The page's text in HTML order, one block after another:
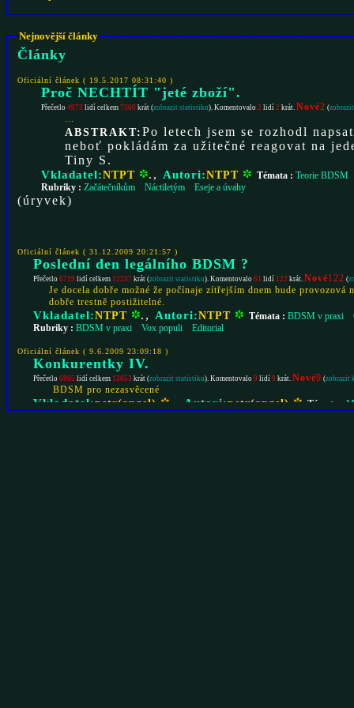
Nejnovější články
Články
Oficiální článek ( 19.5.2017 08:31:40 )
Proč NECHTÍT "jeté zboží".
Přečetlo 4973 lidí celkem 7360 krát (zobrazit statistiku). Komentovalo 2 lidí 2 krát. Nové2 (
...
ABSTRAKT: Po letech jsem se rozhodl
neboť pokládám za užitečné reagovat na
Tiny S.
Vkladatel:NTPT ., Autori:NTPT Témata : Teorie BDSM
Rubriky : Začátečníkům Náctiletým Eseje a úvahy
(úryvek)
Oficiální článek ( 31.12.2009 20:21:57 )
Poslední den legálního BDSM ?
Přečetlo 6719 lidí celkem 12237 krát (zobrazit statistiku). Komentovalo 61 lidí 122 krát. Nové122 (
Je docela dobře možné že počínaje zítřejším dnem bude
dobře trestně postižitelné.
Vkladatel:NTPT ., Autori:NTPT Témata : BDSM v praxi
Rubriky : BDSM v praxi Vox populi Editorial
Oficiální článek ( 9.6.2009 23:09:18 )
Konkurentky IV.
Přečetlo 6865 lidí celkem 13053 krát (zobrazit statistiku). Komentovalo 9 lidí 9 krát. Nové9 (zobrazit
BDSM pro nezasvěcené
Vkladatel:petr(angel) Autori:petr(angel) Témata :